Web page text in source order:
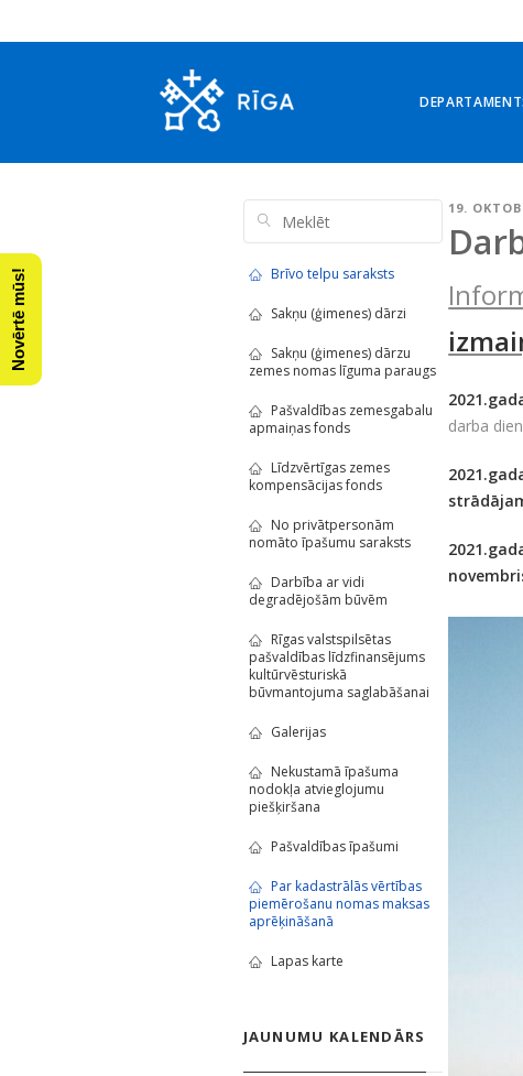
19.
darba
Brīvo telpu saraksts
Sakņu (ģimenes) dārzi
Sakņu (ģimenes) dārzu
zemes nomas līguma paraugs
Pašvaldības zemesgabalu
apmaiņas fonds
Līdzvērtīgas zemes
kompensācijas fonds
No privātpersonām
nomāto īpašumu saraksts
Darbība ar vidi
degradējošām būvēm
Rīgas valstspilsētas
pašvaldības līdzfinansējums
kultūrvēsturiskā
būvmantojuma saglabāšanai
Galerijas
Nekustamā īpašuma
nodokļa atvieglojumu
piešķiršana
Pašvaldības īpašumi
Par kadastrālās vērtības
piemērošanu nomas maksas
aprēķināšanā
Lapas karte
JAUNUMU KALENDĀRS
Novērtē mūs!